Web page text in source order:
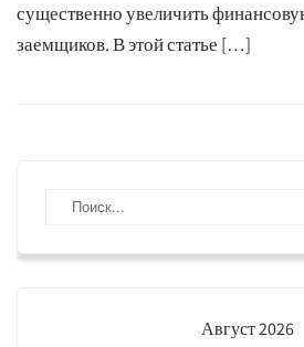
существенно увеличить
заемщиков. В этой статье […]
Август 2026